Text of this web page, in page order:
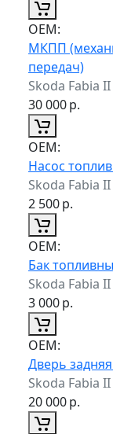
ОЕМ:
МКПП
передач)
Skoda Fabia
30 000р.
ОЕМ:
Насос
Skoda Fabia
2 500р.
ОЕМ:
Бак
Skoda Fabia
3 000р.
ОЕМ:
Дверь
Skoda Fabia
20 000р.